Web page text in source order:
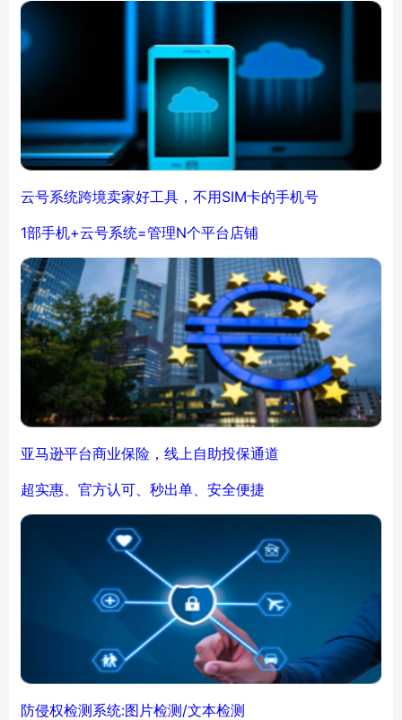
云号系统跨境卖家好工具，不用SIM卡的手机号
1部手机+云号系统=管理N个平台店铺
亚马逊平台商业保险，线上自助投保通道
超实惠、官方认可、秒出单、安全便捷
防侵权检测系统:图片检测/文本检测